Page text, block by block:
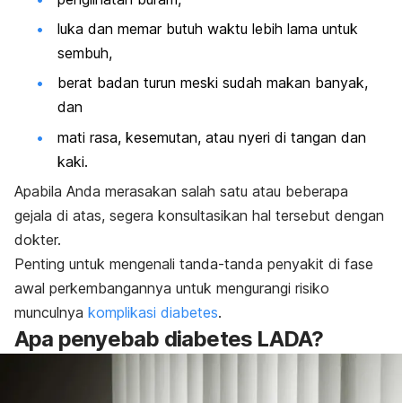
luka dan memar butuh waktu lebih lama untuk
sembuh,
berat badan turun meski sudah makan banyak,
dan
mati rasa, kesemutan, atau nyeri di tangan dan
kaki.
Apabila Anda merasakan salah satu atau beberapa
gejala di atas, segera konsultasikan hal tersebut dengan
dokter.
Penting untuk mengenali tanda-tanda penyakit di fase
awal perkembangannya untuk mengurangi risiko
munculnya komplikasi diabetes.
Apa penyebab diabetes LADA?